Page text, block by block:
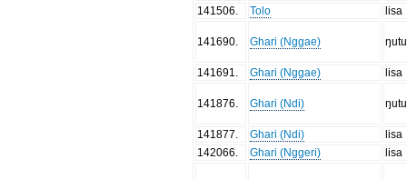
141506
Tolo lisa
141690 Ghari (Nggae) ŋutu
141691 Ghari (Nggae) lisa
141876 Ghari (Ndi) ŋutu
141877 Ghari (Ndi)
lisa
142066
Ghari (Nggeri) lisa